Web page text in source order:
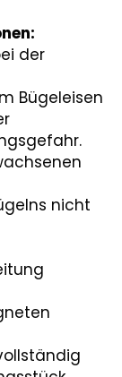
der
Bügeleisen
nicht